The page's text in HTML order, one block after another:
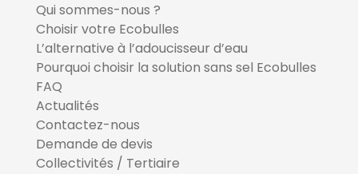
Qui sommes-nous ?
Choisir votre Ecobulles
L’alternative à l’adoucisseur d’eau
Pourquoi choisir la solution sans sel Ecobulles
FAQ
Actualités
Contactez-nous
Demande de devis
Collectivités / Tertiaire